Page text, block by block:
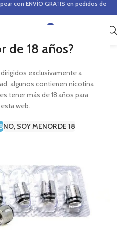
de 18 años?
exclusivamente a
algunos contienen nicotina
tener más de 18 años para
web.
NO, SOY MENOR DE 18
con ENVÍO GRATIS en pedidos de
0